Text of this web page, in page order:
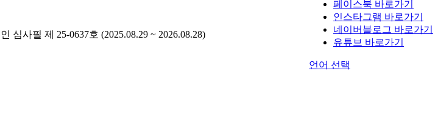
심사필 제 25-0637호 (2025.08.29 ~ 2026.08.28)
페이스북 바로가기
인스타그램 바로가기
네이버블로그 바로가기
유튜브 바로가기
언어 선택